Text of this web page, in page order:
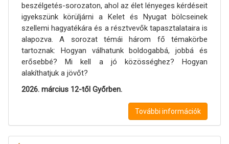
beszélgetés-sorozaton, ahol az élet lényeges kérdéseit
igyekszünk körüljárni a Kelet és Nyugat bölcseinek
szellemi hagyatékára és a résztvevők tapasztalataira is
alapozva. A sorozat témái három fő témakörbe
tartoznak: Hogyan válhatunk boldogabbá, jobbá és
erősebbé? Mi kell a jó közösséghez? Hogyan
alakíthatjuk a jövőt?
2026. március 12-től Győrben.
További információk